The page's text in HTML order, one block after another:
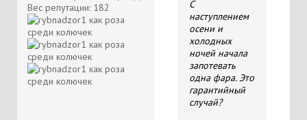
Вес репутации: 182
С
наступлением
осени и
холодных
ночей начала
запотевать
одна фара. Это
гарантийный
случай?